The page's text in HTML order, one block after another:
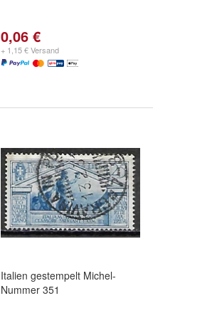
0,06 €
+ 1,15 € Versand
Italien gestempelt Michel-
Nummer 351